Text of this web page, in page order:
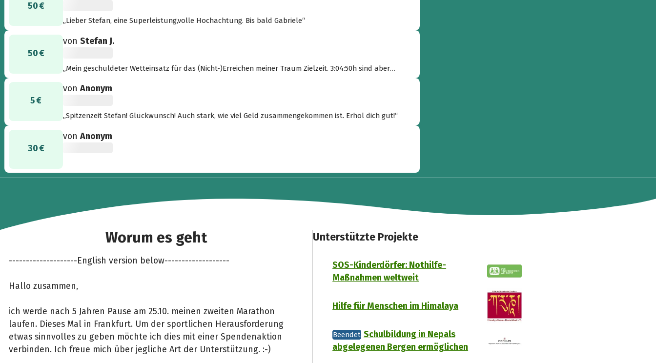
50 €
„Lieber Stefan, eine Superleistung,volle Hochachtung. Bis bald Gabriele“
50 €
vonStefan J.
„Mein geschuldeter Wetteinsatz für das (Nicht-)Erreichen meiner Traum Zielzeit. 3:04:50h sind aber
5 €
vonAnonym
„Spitzenzeit Stefan! Glückwunsch! Auch stark, wie viel Geld zusammengekommen ist. Erhol dich gut!“
30 €
vonAnonym
Worum es geht
--------------------English version below-------------------
Hallo zusammen,
ich werde nach 5 Jahren Pause am 25.10. meinen zweiten Marathon
laufen. Dieses Mal in Frankfurt. Um der sportlichen Herausforderung
etwas sinnvolles zu geben möchte ich dies mit einer Spendenaktion
verbinden. Ich freue mich über jegliche Art der Unterstützung. :-)
Unterstützte Projekte
SOS-Kinderdörfer: Nothilfe-
Maßnahmen weltweit
Hilfe für Menschen im Himalaya
Beendet Schulbildung in Nepals
abgelegenen Bergen ermöglichen